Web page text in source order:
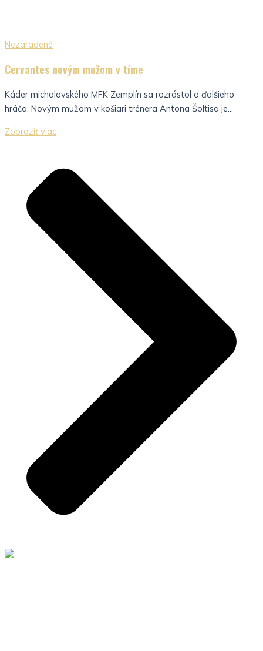
Nezaradené
Cervantes novým mužom v tíme
Káder michalovského MFK Zemplín sa rozrástol o ďalšieho
hráča. Novým mužom v košiari trénera Antona Šoltisa je...
Zobraziť viac